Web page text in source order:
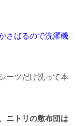
さばるので洗濯機
ーツだけ洗って本
ニトリの敷布団は